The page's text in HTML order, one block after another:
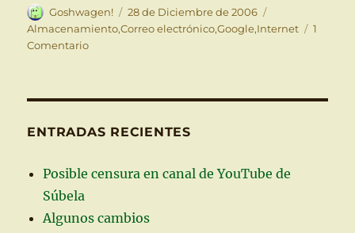
Autor
Goshwagen!
Publicado
el
28 de Diciembre de 2006
Almacenamiento,Correo electrónico,Google,Internet
1
Comentarioen
de
permite
mensajes
ENTRADAS RECIENTES
Posible censura en canal de YouTube de
Súbela
Algunos cambios